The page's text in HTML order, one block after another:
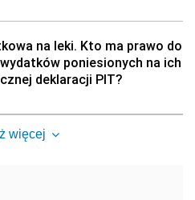
na leki. Kto ma prawo do
poniesionych na ich
deklaracji PIT?
więcej